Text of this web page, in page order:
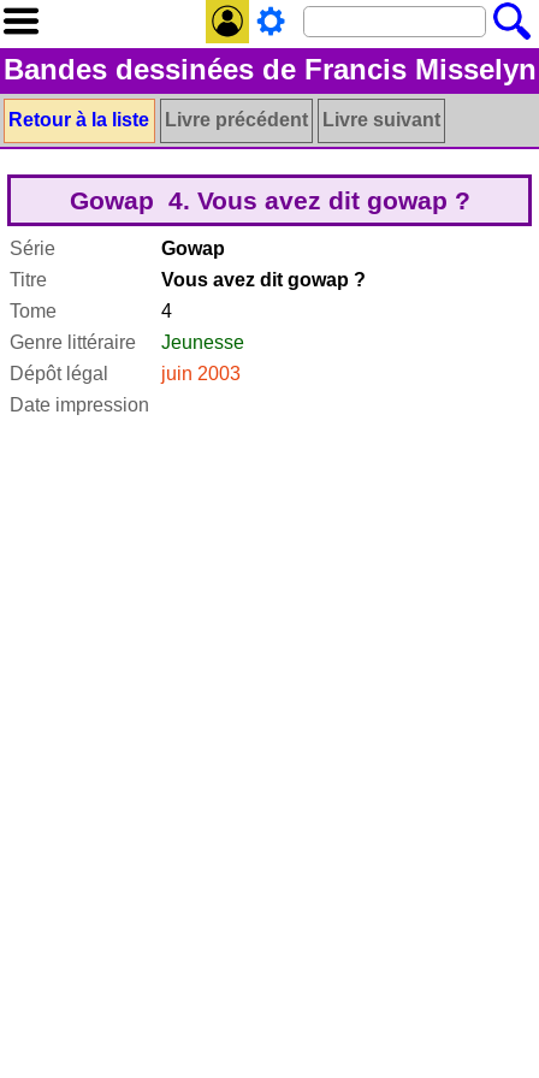
Bandes dessinées de Francis Misselyn
Retour à la liste Livre précédent Livre suivant
Gowap 4. Vous avez dit gowap ?
Série
Gowap
Titre
Vous avez dit gowap ?
Tome
4
Genre littéraire
Jeunesse
Dépôt légal
juin 2003
Date impression